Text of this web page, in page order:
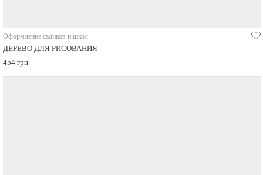
Оформление садиков и школ
ДЕРЕВО ДЛЯ РИСОВАНИЯ
454 грн